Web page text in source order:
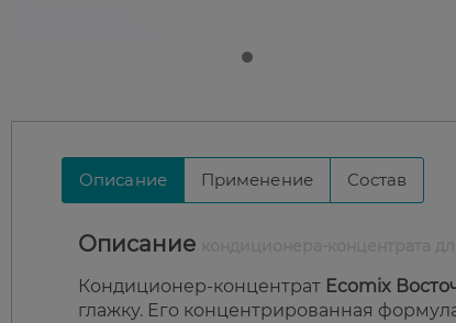
Описание Применение Состав
Описание
Кондиционер-концентрат Ecomix
глажку. Его концентрированная